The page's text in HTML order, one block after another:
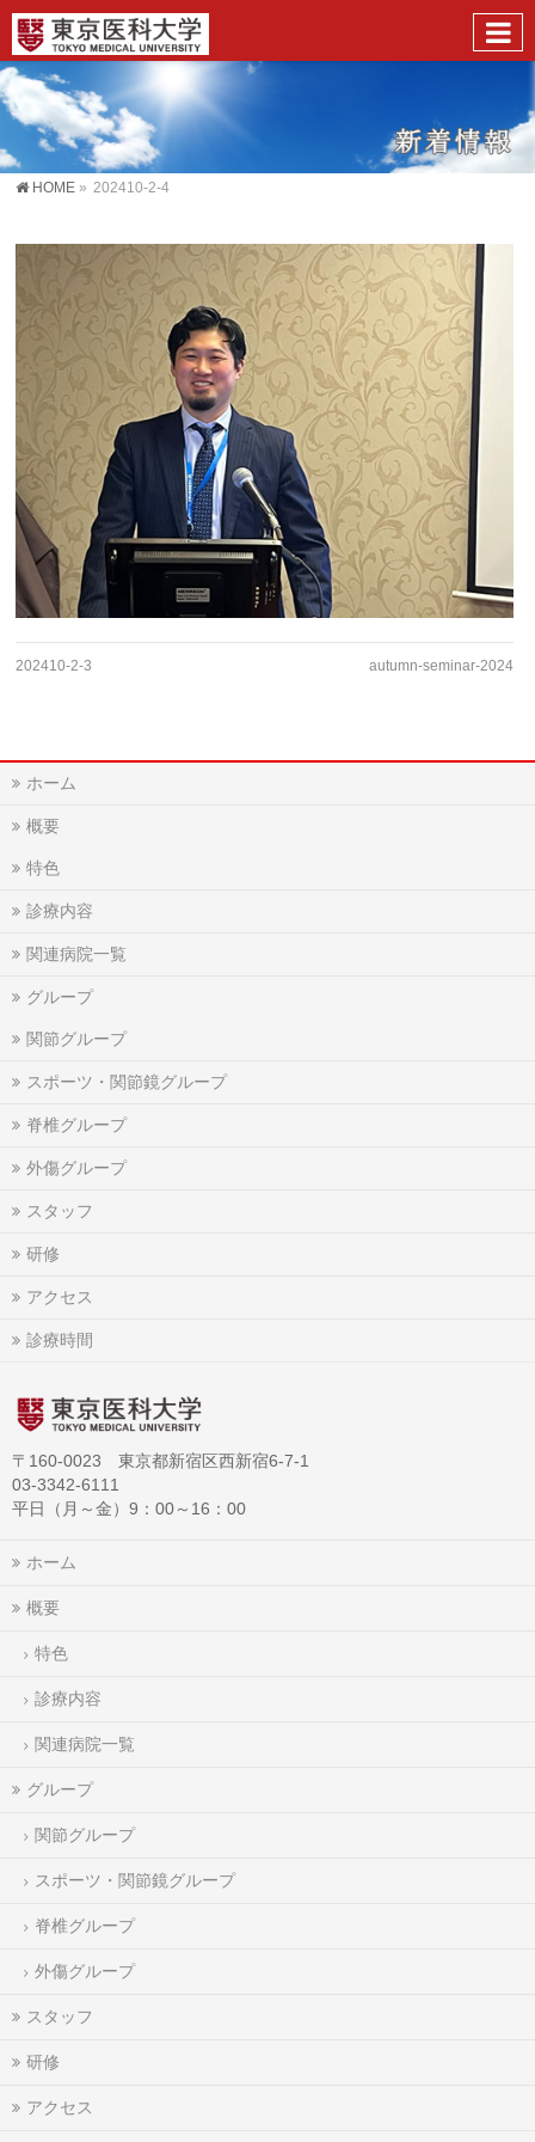
HOME » 202410-2-4
202410-2-3 autumn-seminar-2024
ホーム
概要
特色
診療内容
関連病院一覧
グループ
関節グループ
スポーツ・関節鏡グループ
脊椎グループ
外傷グループ
スタッフ
研修
アクセス
診療時間
〒160-0023 東京都新宿区西新宿6-7-1
03-3342-6111
平日（月～金）9：00～16：00
ホーム
概要
特色
診療内容
関連病院一覧
グループ
関節グループ
スポーツ・関節鏡グループ
脊椎グループ
外傷グループ
スタッフ
研修
アクセス